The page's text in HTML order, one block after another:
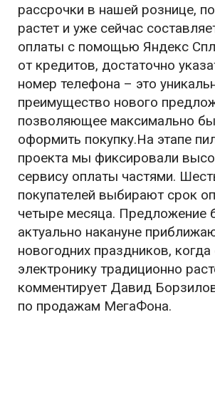
рассрочки в нашей рознице,
растет и уже сейчас
оплаты с помощью Яндекс
от кредитов, достаточно
номер телефона – это
преимущество нового
позволяющее максимально
оформить покупку.На этапе
проекта мы фиксировали
сервису оплаты частями.
покупателей выбирают срок
четыре месяца. Предложение
актуально накануне
новогодних праздников, когда
электронику традиционно
комментирует Давид
по продажам МегаФона.